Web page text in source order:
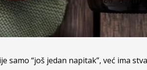
samo “još jedan napitak”, već ima